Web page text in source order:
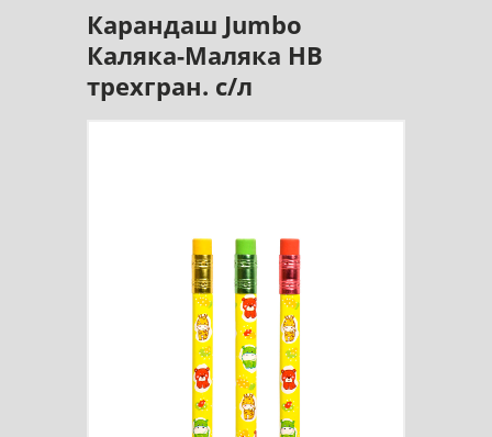
Карандаш Jumbo
Каляка-Маляка HB
трехгран. с/л